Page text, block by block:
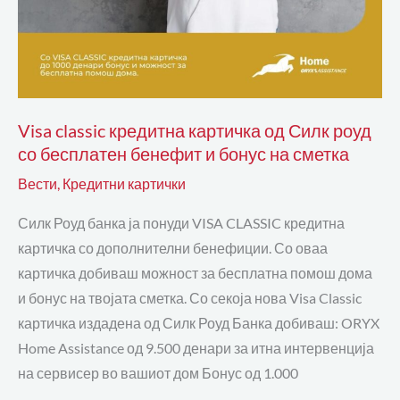
Visa classic кредитна картичка од Силк роуд
со бесплатен бенефит и бонус на сметка
Вести, Кредитни картички
Силк Роуд банка ја понуди VISA CLASSIC кредитна
картичка со дополнителни бенефиции. Со оваа
картичка добиваш можност за бесплатна помош дома
и бонус на твојата сметка. Со секоја нова Visa Classic
картичка издадена од Силк Роуд Банка добиваш: ORYX
Home Assistance од 9.500 денари за итна интервенција
на сервисер во вашиот дом Бонус од 1.000
сметка